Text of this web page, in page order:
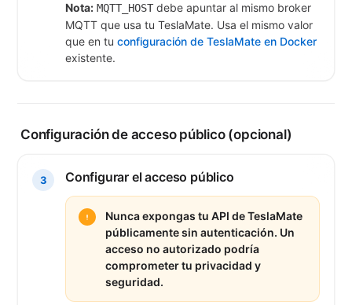
Nota: MQTT_HOST debe apuntar al mismo broker
MQTT que usa tu TeslaMate. Usa el mismo valor
que en tu configuración de TeslaMate en Docker
existente.
Configuración de acceso público (opcional)
3 Configurar el acceso público
Nunca expongas tu API de TeslaMate
públicamente sin autenticación. Un
acceso no autorizado podría
comprometer tu privacidad y
seguridad.